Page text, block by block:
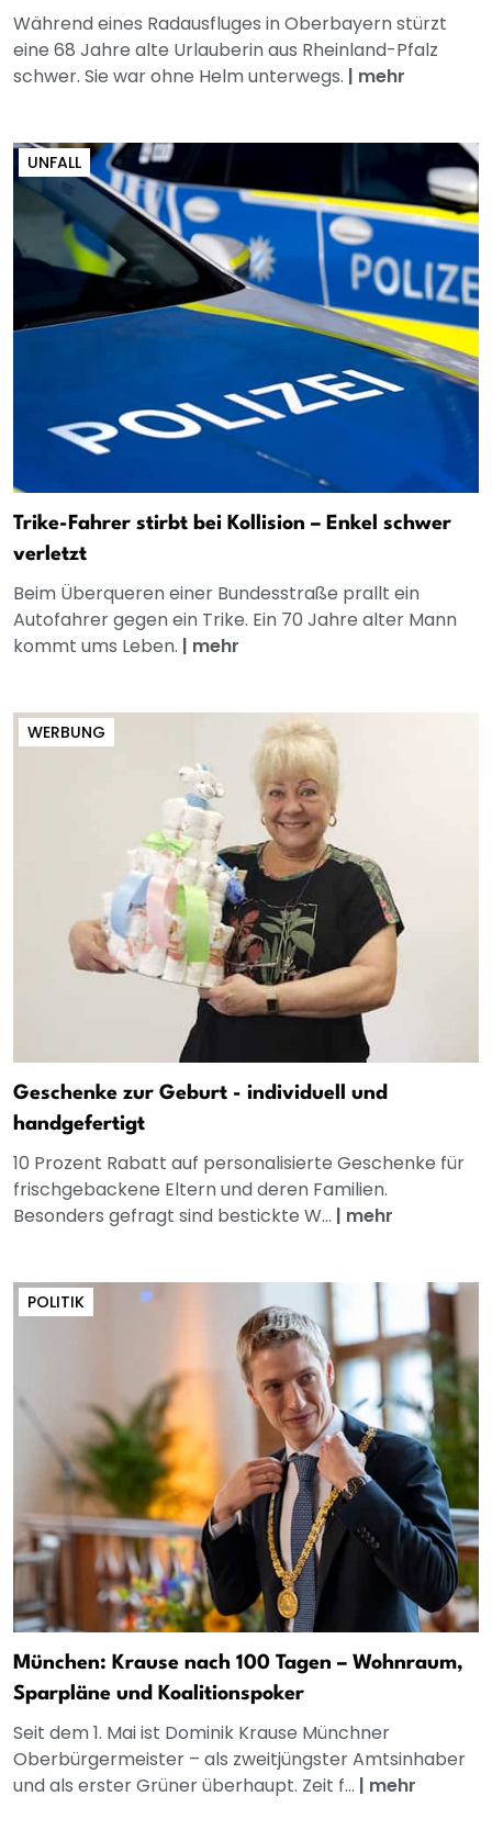
Während eines Radausfluges in Oberbayern stürzt
eine 68 Jahre alte Urlauberin aus Rheinland-Pfalz
schwer. Sie war ohne Helm unterwegs. | mehr
UNFALL
Trike-Fahrer stirbt bei Kollision – Enkel schwer
verletzt
Beim Überqueren einer Bundesstraße prallt ein
Autofahrer gegen ein Trike. Ein 70 Jahre alter Mann
kommt ums Leben. | mehr
WERBUNG
Geschenke zur Geburt - individuell und
handgefertigt
10 Prozent Rabatt auf personalisierte Geschenke für
frischgebackene Eltern und deren Familien.
Besonders gefragt sind bestickte W... | mehr
POLITIK
München: Krause nach 100 Tagen – Wohnraum,
Sparpläne und Koalitionspoker
Seit dem 1. Mai ist Dominik Krause Münchner
Oberbürgermeister – als zweitjüngster Amtsinhaber
und als erster Grüner überhaupt. Zeit f... | mehr